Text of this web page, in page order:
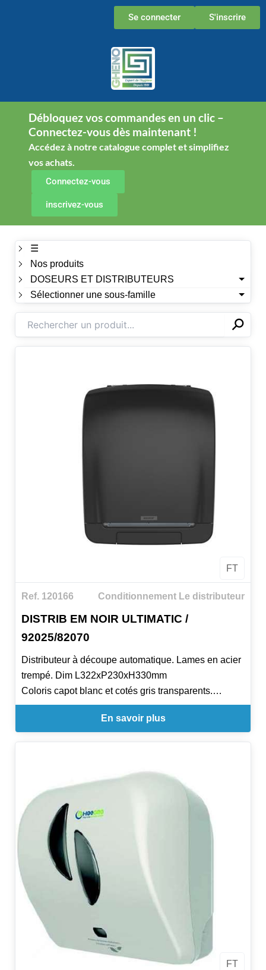
S'inscrire
Se connecter
Débloquez vos commandes en un clic –
Connectez-vous dès maintenant !
Accédez à notre catalogue complet et simplifiez
vos achats.
Connectez-vous
inscrivez-vous
☰
Nos produits
DOSEURS ET DISTRIBUTEURS
Sélectionner une sous-famille
✕⚲
FT
Ref. 120166 Conditionnement Le distributeur
DISTRIB EM NOIR ULTIMATIC /
92025/82070
Distributeur à découpe automatique. Lames en acier
trempé. Dim L322xP230xH330mm
Coloris capot blanc et cotés gris transparents.
Rouleau de papier diam maxi 20cm
En savoir plus
FT